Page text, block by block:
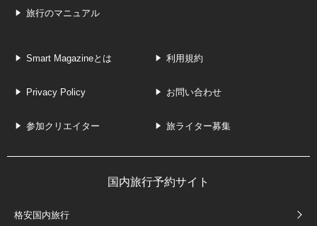
旅行のマニュアル
Smart Magazineとは 利用規約
Privacy Policy お問い合わせ
参加クリエイター 旅ライター募集
国内旅行予約サイト
格安国内旅行